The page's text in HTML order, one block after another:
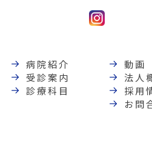
病院紹介
受診案内
診療科目
動画
法人
採用
お問